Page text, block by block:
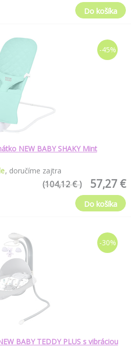
Do košíka
-45%
NEW BABY SHAKY Mint
doručíme zajtra
57,27 €
(104,12 € )
Do košíka
-30%
BABY TEDDY PLUS s vibráciou